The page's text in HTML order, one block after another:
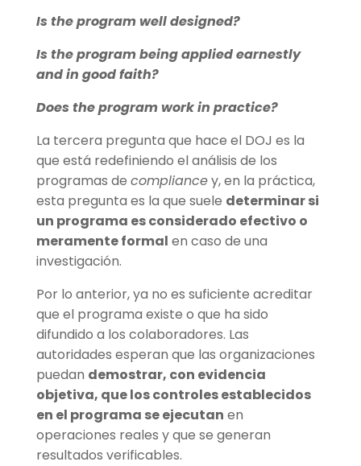
Is the program well designed?
Is the program being applied earnestly
and in good faith?
Does the program work in practice?
La tercera pregunta que hace el DOJ es la
que está redefiniendo el análisis de los
programas de compliancey, en la práctica,
esta pregunta es la que suele determinar si
un programa es considerado efectivo o
meramente formal en caso de una
investigación.
Por lo anterior, ya no es suficiente acreditar
que el programa existe o que ha sido
difundido a los colaboradores. Las
autoridades esperan que las organizaciones
puedan demostrar, con evidencia
objetiva, que los controles establecidos
en el programa se ejecutan en
operaciones reales y que se generan
resultados verificables.